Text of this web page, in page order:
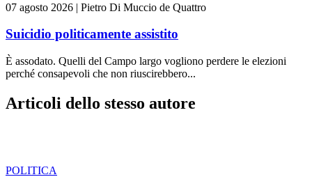
07 agosto 2026 | Pietro Di Muccio de Quattro
Suicidio politicamente assistito
È assodato. Quelli del Campo largo vogliono perdere le elezioni
perché consapevoli che non riuscirebbero...
Articoli dello stesso autore
POLITICA